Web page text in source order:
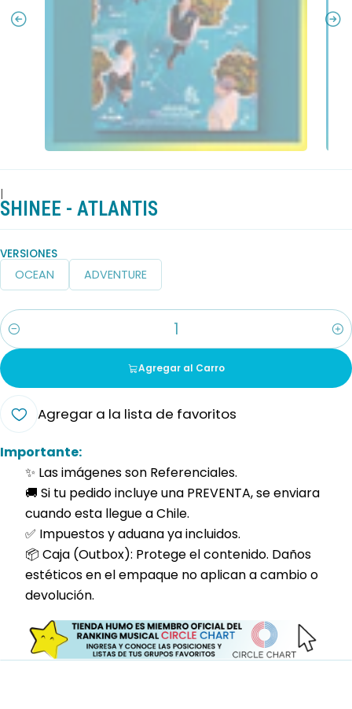
|
SHINEE - ATLANTIS
VERSIONES
OCEAN ADVENTURE
Cantidad
Agregar al Carro
Agregar a la lista de favoritos
Importante:
✨ Las imágenes son Referenciales.
🚚 Si tu pedido incluye una PREVENTA, se enviara
cuando esta llegue a Chile.
✅ Impuestos y aduana ya incluidos.
📦 Caja (Outbox): Protege el contenido. Daños
estéticos en el empaque no aplican a cambio o
devolución.